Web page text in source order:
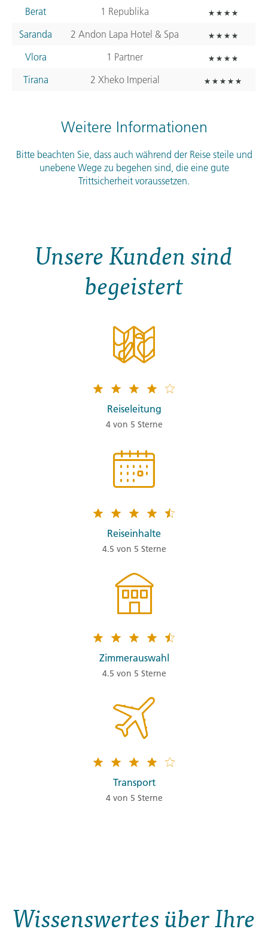
Berat
1 Republika
Saranda
2 Andon Lapa Hotel & Spa
Vlora
1 Partner
Tirana
2 Xheko Imperial
Weitere Informationen
Bitte beachten Sie, dass auch während der Reise steile und
unebene Wege zu begehen sind, die eine gute
Trittsicherheit voraussetzen.
Unsere Kunden sind
begeistert
Reiseleitung
4 von 5 Sterne
Reiseinhalte
4.5 von 5 Sterne
Zimmerauswahl
4.5 von 5 Sterne
Transport
4 von 5 Sterne
Wissenswertes über Ihre